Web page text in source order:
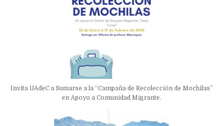
Invita UAdeC a Sumarse a la “Campaña de Recolección de Mochilas”
en Apoyo a Comunidad Migrante.